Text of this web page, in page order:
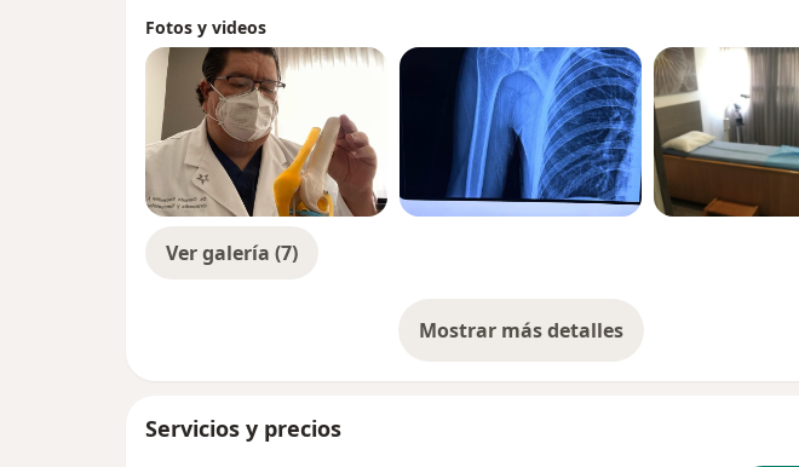
Fotos y videos
Ver galería (7)
Mostrar más detalles
sobre la experiencia
Servicios y precios